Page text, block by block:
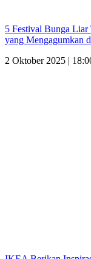
5 Festival Bunga Liar
yang Mengagumkan
2 Oktober 2025 |